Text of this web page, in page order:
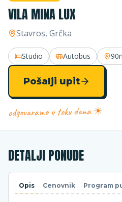
VILA MINA LUX
Stavros, Grčka
Studio Autobus
Pošalji upit
odgovaramo u toku dana ☀
DETALJI PONUDE
Opis Cenovnik Program